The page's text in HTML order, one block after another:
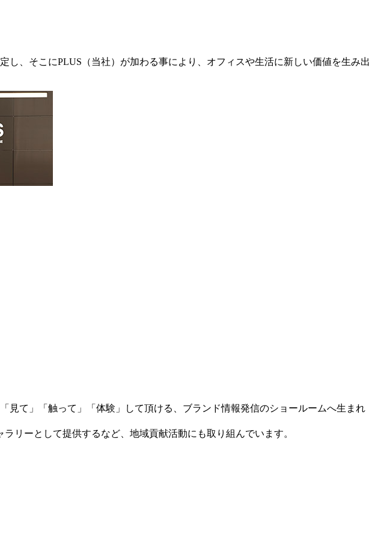
し、そこにPLUS（当社）が加わる事により、オフィスや生活に新しい価値を生み出
見て」「触って」「体験」して頂ける、ブランド情報発信のショールームへ生まれ
リーとして提供するなど、地域貢献活動にも取り組んでいます。